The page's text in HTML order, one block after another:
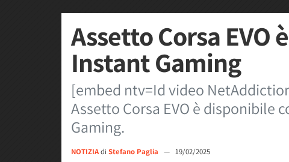
Assetto Corsa EVO
Instant Gaming
[embed ntv=Id video
Assetto Corsa EVO è disponibile
Gaming.
NOTIZIAdi Stefano Paglia — 19/02/2025